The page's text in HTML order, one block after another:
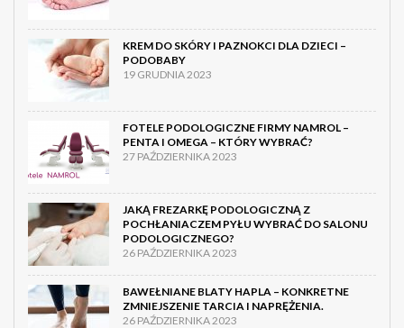
KREM DO SKÓRY I PAZNOKCI DLA DZIECI –
PODOBABY
19 GRUDNIA 2023
FOTELE PODOLOGICZNE FIRMY NAMROL –
PENTA I OMEGA – KTÓRY WYBRAĆ?
27 PAŹDZIERNIKA 2023
JAKĄ FREZARKĘ PODOLOGICZNĄ Z
POCHŁANIACZEM PYŁU WYBRAĆ DO SALONU
PODOLOGICZNEGO?
26 PAŹDZIERNIKA 2023
BAWEŁNIANE BLATY HAPLA – KONKRETNE
ZMNIEJSZENIE TARCIA I NAPRĘŻENIA.
26 PAŹDZIERNIKA 2023